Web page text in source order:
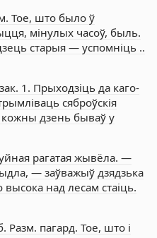
Тое, што было ў
мінулых часоў, быль.
старыя — успомніць ..
1. Прыходзіць да каго-
сяброўскія
кожны дзень бываў у
рагатая жывёла. —
— заўважыў дзядзька
над лесам стаіць.
Разм. пагард. Тое, што і